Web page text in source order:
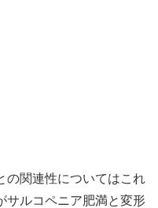
の関連性についてはこれ
サルコペニア肥満と変形